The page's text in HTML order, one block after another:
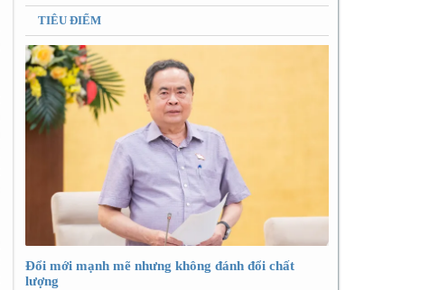
TIÊU ĐIỂM
Đổi mới mạnh mẽ nhưng không đánh đổi chất
lượng